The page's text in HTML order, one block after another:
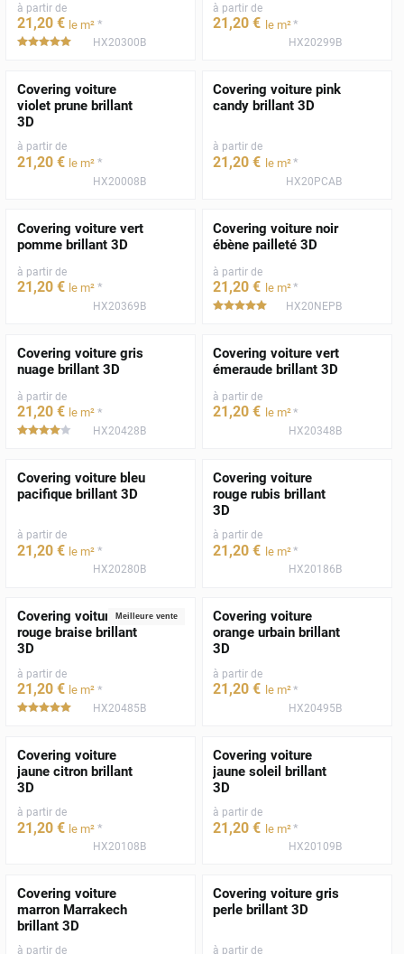
à partir de
21 ,20 € le m² *
*****HX20300B
à partir de
21 ,20 € le m²*
HX20299B
Covering voiture
violet prune brillant
3D
à partir de
21,20 € le m² *
HX20008B
Covering voiture pink
candy brillant 3D
à partir de
21,20 € le m²*
HX20PCAB
Covering voiture vert
pomme brillant 3D
à partir de
21,20 € le m² *
HX20369B
Covering voiture noir
ébène pailleté 3D
à partir de
21,20 € le m²*
*****HX20NEPB
Covering voiture gris
nuage brillant 3D
à partir de
21 ,20 € le m² *
***** HX20428B
Covering voiture vert
émeraude brillant 3D
à partir de
21 ,20 € le m²*
HX20348B
Covering voiture bleu
pacifique brillant 3D
à partir de
21,20 € le m² *
HX20280B
Covering voiture
rouge rubis brillant
3D
à partir de
21,20 € le m²*
HX20186B
Meilleure vente
Covering voiture
rouge braise brillant
3D
à partir de
21,20 € le m² *
*****HX20485B
Covering voiture
orange urbain brillant
3D
à partir de
21,20 € le m²*
HX20495B
Covering voiture
jaune citron brillant
3D
à partir de
21,20 € le m² *
HX20108B
Covering voiture
jaune soleil brillant
3D
à partir de
21,20 € le m²*
HX20109B
Covering voiture
marron Marrakech
brillant 3D
à partir de
Covering voiture gris
perle brillant 3D
à partir de